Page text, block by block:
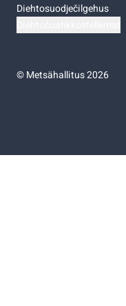
Diehtosuodječilgehus
©Metsähallitus 2026